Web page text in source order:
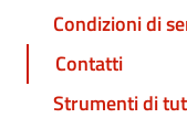
Condizioni di
Contatti
Strumenti di